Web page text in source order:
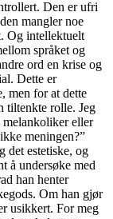
Den er ufri
mangler noe
Og intellektuelt
språket og
ord en krise og
Dette er
men for at dette
tiltenkte rolle. Jeg
melankoliker eller
meningen?”
det estetiske, og
å undersøke med
han henter
Om han gjør
usikkert. For meg